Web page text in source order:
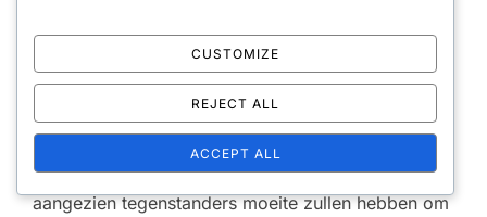
Het integreren van deze variaties in je oefenroutine
zal je helpen een veelzijdigere serve te
ontwikkelen. Regelmatig je serveerstijl veranderen
kan leiden tot meer succes in wedstrijden,
aangezien tegenstanders moeite zullen hebben om
CUSTOMIZE
REJECT ALL
ACCEPT ALL